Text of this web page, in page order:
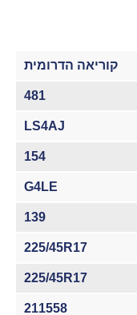
קוריאה הדרומית
481
LS4AJ
154
G4LE
139
225/45R17
225/45R17
211558